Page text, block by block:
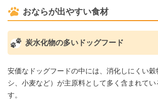
おならが出やすい食材
炭水化物の多いドッグフード
安価なドッグフードの中には、消化しにくい穀
シ、小麦など）が主原料として多く含まれてい
す。